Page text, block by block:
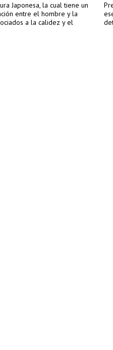
Japonesa, la cual tiene un
entre el hombre y la
a la calidez y el